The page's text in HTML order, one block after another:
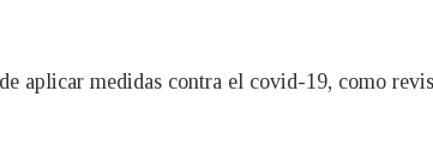
aplicar medidas contra el covid-19, como